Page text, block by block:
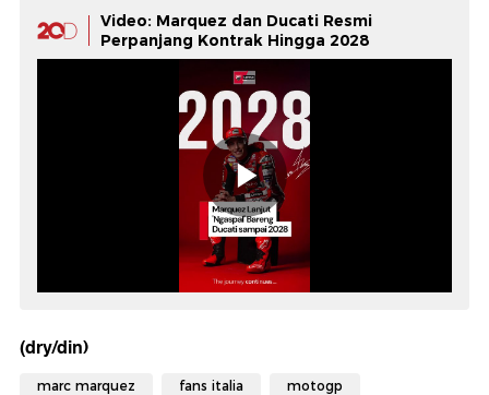
Video: Marquez dan Ducati Resmi
Perpanjang Kontrak Hingga 2028
(dry/din)
marc marquez fans italia motogp